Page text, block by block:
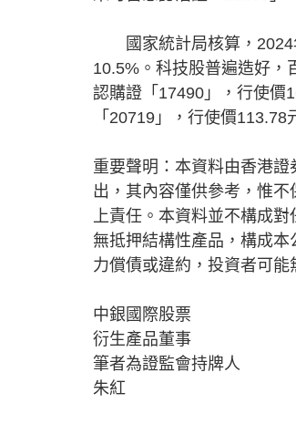
國家統計局核算，2024
10.5%。科技股普遍造好，
認購證「17490」，行使價
「20719」，行使價
重要聲明：本資料由香港
出，其內容僅供參考，惟
上責任。本資料並不構成
無抵押結構性產品，構成
力償債或違約，投資者可
中銀國際股票
衍生產品董事
筆者為證監會持牌人
朱紅